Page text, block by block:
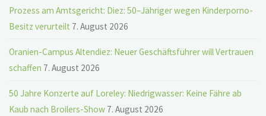
Prozess am Amtsgericht: Diez: 50–Jähriger wegen Kinderporno-
Besitz verurteilt 7. August 2026
Oranien-Campus Altendiez: Neuer Geschäftsführer will Vertrauen
schaffen 7. August 2026
50 Jahre Konzerte auf Loreley: Niedrigwasser: Keine Fähre ab
Kaub nach Broilers-Show 7. August 2026